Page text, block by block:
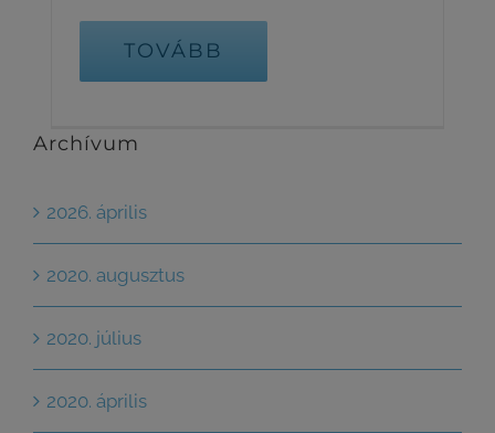
TOVÁBB
Archívum
2026. április
2020. augusztus
2020. július
2020. április